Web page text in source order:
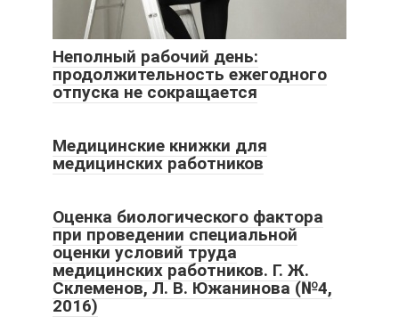
Неполный рабочий день:
продолжительность ежегодного
отпуска не сокращается
Медицинские книжки для
медицинских работников
Оценка биологического фактора
при проведении специальной
оценки условий труда
медицинских работников. Г. Ж.
Склеменов, Л. В. Южанинова (№4,
2016)